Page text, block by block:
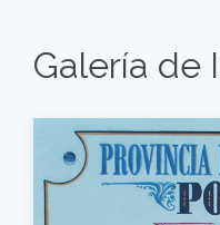
Galería de